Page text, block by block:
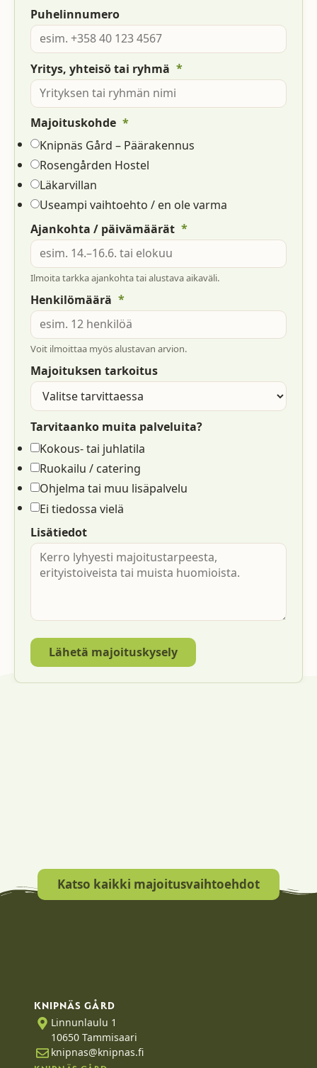
Puhelinnumero
Yritys, yhteisö tai ryhmä *
muita /
Majoituksen
Majoituskohde *
Knipnäs Gård – Päärakennus
Rosengården Hostel
Läkarvillan
Useampi vaihtoehto / en ole varma
Ajankohta / päivämäärät *
Ilmoita tarkka ajankohta tai alustava aikaväli.
Henkilömäärä *
Voit ilmoittaa myös alustavan arvion.
Majoituksen tarkoitus
Tarvitaanko muita palveluita?
Kokous- tai juhlatila
Ruokailu / catering
Ohjelma tai muu lisäpalvelu
Ei tiedossa vielä
Lisätiedot
Lähetä majoituskysely
Katso kaikki majoitusvaihtoehdot
KNIPNÄS GÅRD
Linnunlaulu 1
10650 Tammisaari
knipnas@knipnas.fi